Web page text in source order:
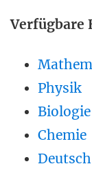
Verfügbare
Physik
Biologie
Chemie
Deutsch